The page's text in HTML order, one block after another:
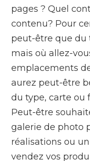
pages ? Quel
contenu? Pour
peut-être que du
mais où allez-
emplacements
aurez peut-être
du type, carte ou
Peut-être
galerie de photo
réalisations ou
vendez vos